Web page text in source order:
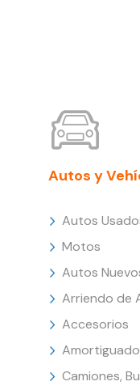
Autos y
Autos
Motos
Autos
Arriendo de
Accesorios
Camiones,